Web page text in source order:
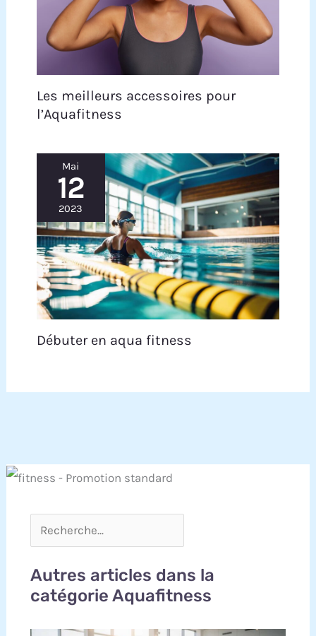
Les meilleurs accessoires pour
l’Aquafitness
Mai
12
2023
Débuter en aqua fitness
Autres articles dans la
catégorie Aquafitness